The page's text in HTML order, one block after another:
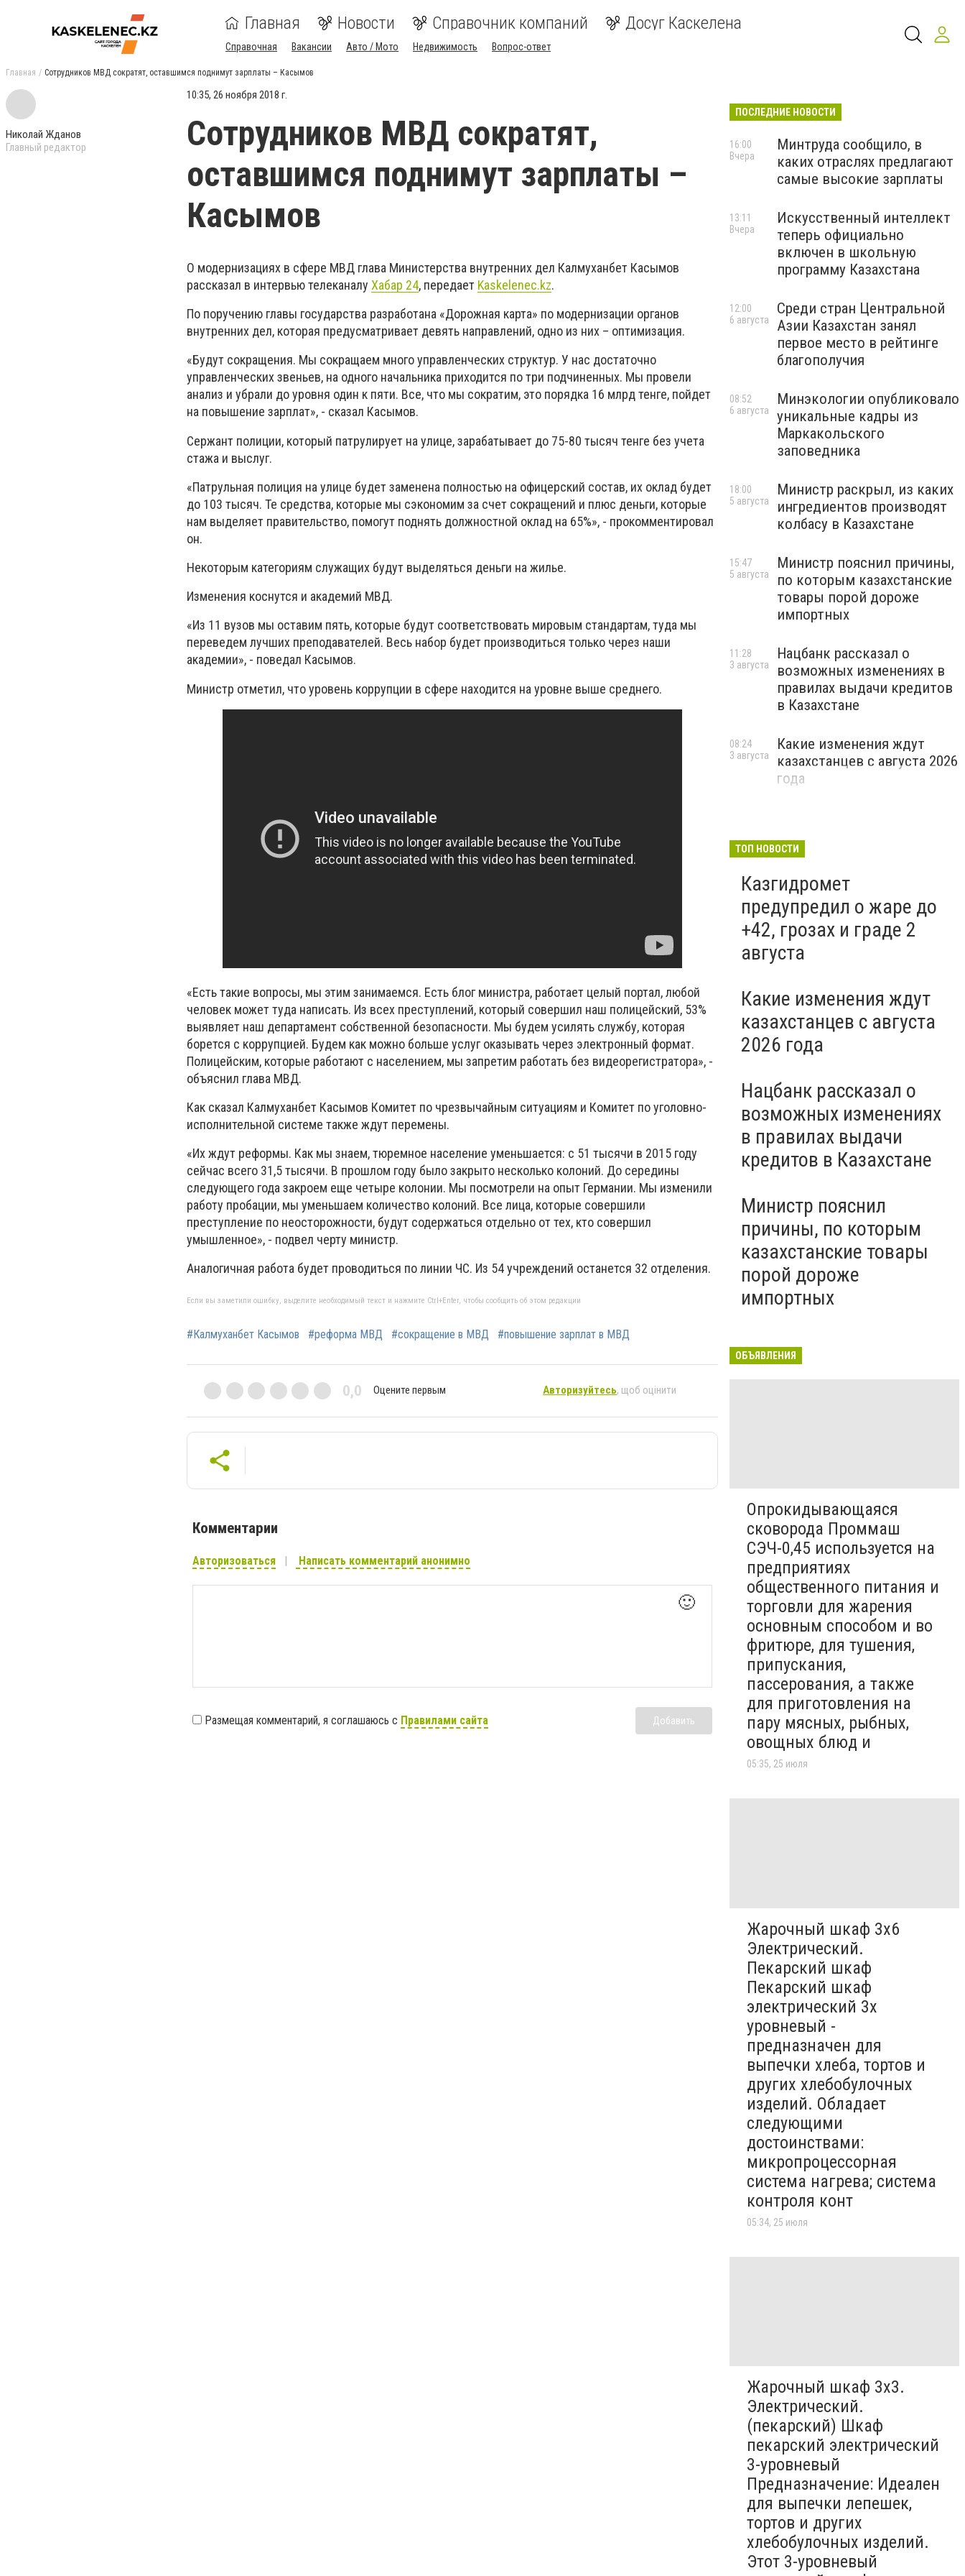
Главная Новости Справочник компаний Досуг Каскелена
Справочная Вакансии Авто / Мото Недвижимость Вопрос-ответ
Главная Сотрудников МВД сократят, оставшимся поднимут зарплаты – Касымов
Николай Жданов
Главный редактор
10:35, 26 ноября 2018 г.
Сотрудников МВД сократят,
оставшимся поднимут зарплаты –
Касымов
О модернизациях в сфере МВД глава Министерства внутренних дел Калмуханбет Касымов
рассказал в интервью телеканалу Хабар 24, передает Kaskelenec.kz.
По поручению главы государства разработана «Дорожная карта» по модернизации органов
внутренних дел, которая предусматривает девять направлений, одно из них – оптимизация.
«Будут сокращения. Мы сокращаем много управленческих структур. У нас достаточно
управленческих звеньев, на одного начальника приходится по три подчиненных. Мы провели
анализ и убрали до уровня один к пяти. Все, что мы сократим, это порядка 16 млрд тенге, пойдет
на повышение зарплат», - сказал Касымов.
Сержант полиции, который патрулирует на улице, зарабатывает до 75-80 тысяч тенге без учета
стажа и выслуг.
«Патрульная полиция на улице будет заменена полностью на офицерский состав, их оклад будет
до 103 тысяч. Те средства, которые мы сэкономим за счет сокращений и плюс деньги, которые
нам выделяет правительство, помогут поднять должностной оклад на 65%», - прокомментировал
он.
Некоторым категориям служащих будут выделяться деньги на жилье.
Изменения коснутся и академий МВД.
«Из 11 вузов мы оставим пять, которые будут соответствовать мировым стандартам, туда мы
переведем лучших преподавателей. Весь набор будет производиться только через наши
академии», - поведал Касымов.
Министр отметил, что уровень коррупции в сфере находится на уровне выше среднего.
«Есть такие вопросы, мы этим занимаемся. Есть блог министра, работает целый портал, любой
человек может туда написать. Из всех преступлений, который совершил наш полицейский, 53%
выявляет наш департамент собственной безопасности. Мы будем усилять службу, которая
борется с коррупцией. Будем как можно больше услуг оказывать через электронный формат.
Полицейским, которые работают с населением, мы запретим работать без видеорегистратора», -
объяснил глава МВД.
Как сказал Калмуханбет Касымов Комитет по чрезвычайным ситуациям и Комитет по уголовно-
исполнительной системе также ждут перемены.
«Их ждут реформы. Как мы знаем, тюремное население уменьшается: с 51 тысячи в 2015 году
сейчас всего 31,5 тысячи. В прошлом году было закрыто несколько колоний. До середины
следующего года закроем еще четыре колонии. Мы посмотрели на опыт Германии. Мы изменили
работу пробации, мы уменьшаем количество колоний. Все лица, которые совершили
преступление по неосторожности, будут содержаться отдельно от тех, кто совершил
умышленное», - подвел черту министр.
Аналогичная работа будет проводиться по линии ЧС. Из 54 учреждений останется 32 отделения.
Если вы заметили ошибку, выделите необходимый текст и нажмите Ctrl+Enter, чтобы сообщить об этом редакции
#Калмуханбет Касымов #реформа МВД #сокращение в МВД #повышение зарплат в МВД
0,0 Оцените первым Авторизуйтесь, щоб оцінити
Комментарии
Авторизоваться Написать комментарий анонимно
🙂
Размещая комментарий, я соглашаюсь с Правилами сайта Добавить
ПОСЛЕДНИЕ НОВОСТИ
Минтруда сообщило, в
каких отраслях предлагают
самые высокие зарплаты
16:00
Вчера
Искусственный интеллект
теперь официально
включен в школьную
программу Казахстана
13:11
Вчера
Среди стран Центральной
Азии Казахстан занял
первое место в рейтинге
благополучия
12:00
6 августа
Минэкологии опубликовало
уникальные кадры из
Маркакольского
заповедника
08:52
6 августа
Министр раскрыл, из каких
ингредиентов производят
колбасу в Казахстане
18:00
5 августа
Министр пояснил причины,
по которым казахстанские
товары порой дороже
импортных
15:47
5 августа
Нацбанк рассказал о
возможных изменениях в
правилах выдачи кредитов
в Казахстане
11:28
3 августа
Какие изменения ждут
казахстанцев с августа 2026
года
08:24
3 августа
ТОП НОВОСТИ
Казгидромет
предупредил о жаре до
+42, грозах и граде 2
августа
Какие изменения ждут
казахстанцев с августа
2026 года
Нацбанк рассказал о
возможных изменениях
в правилах выдачи
кредитов в Казахстане
Министр пояснил
причины, по которым
казахстанские товары
порой дороже
импортных
ОБЪЯВЛЕНИЯ
Опрокидывающаяся
сковорода Проммаш
СЭЧ-0,45 используется на
предприятиях
общественного питания и
торговли для жарения
основным способом и во
фритюре, для тушения,
припускания,
пассерования, а также
для приготовления на
пару мясных, рыбных,
овощных блюд и
05:35, 25 июля
Жарочный шкаф 3х6
Электрический.
Пекарский шкаф
Пекарский шкаф
электрический 3х
уровневый -
предназначен для
выпечки хлеба, тортов и
других хлебобулочных
изделий. Обладает
следующими
достоинствами:
микропроцессорная
система нагрева; система
контроля конт
05:34, 25 июля
Жарочный шкаф 3х3.
Электрический.
(пекарский) Шкаф
пекарский электрический
3-уровневый
Предназначение: Идеален
для выпечки лепешек,
тортов и других
хлебобулочных изделий.
Этот 3-уровневый